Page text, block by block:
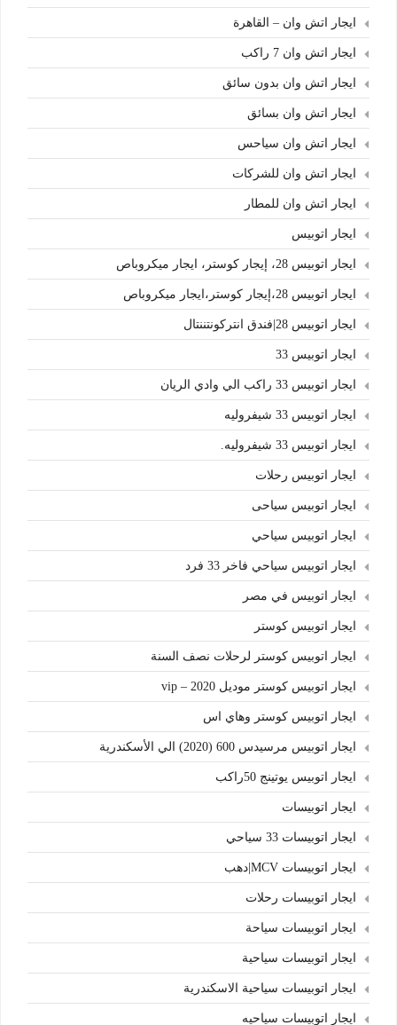
ايجار اتش وان – القاهرة
ايجار اتش وان 7 راكب
ايجار اتش وان بدون سائق
ايجار اتش وان بسائق
ايجار اتش وان سياحس
ايجار اتش وان للشركات
ايجار اتش وان للمطار
ايجار اتوبيس
ايجار اتوبيس 28، إيجار كوستر، ايجار ميكروباص
ايجار اتوبيس 28،إيجار كوستر،ايجار ميكروباص
ايجار اتوبيس 28|فندق انتركونتننتال
ايجار اتوبيس 33
ايجار اتوبيس 33 راكب الي وادي الريان
ايجار اتوبيس 33 شيفروليه
ايجار اتوبيس 33 شيفروليه.
ايجار اتوبيس رحلات
ايجار اتوبيس سياحى
ايجار اتوبيس سياحي
ايجار اتوبيس سياحي فاخر 33 فرد
ايجار اتوبيس في مصر
ايجار اتوبيس كوستر
ايجار اتوبيس كوستر لرحلات نصف السنة
ايجار اتوبيس كوستر موديل 2020 – vip
ايجار اتوبيس كوستر وهاي اس
ايجار اتوبيس مرسيدس 600 (2020) الي الأسكندرية
ايجار اتوبيس يوتينج 50راكب
ايجار اتوبيسات
ايجار اتوبيسات 33 سياحي
ايجار اتوبيسات MCV|دهب
ايجار اتوبيسات رحلات
ايجار اتوبيسات سياحة
ايجار اتوبيسات سياحية
ايجار اتوبيسات سياحية الاسكندرية
ايجار اتوبيسات سياحيه